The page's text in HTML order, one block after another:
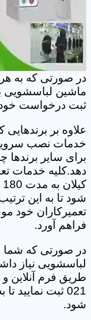
در صورتی که به
ماشین لباسشویی
ثبت درخواست خود
علاوه بر
خدمات نصب
برای سایر برندها
دهد.کلیه خدمات
شود تا به این
تعمیرکاران خود
فراهم آورد.
در صورتی که شما
لباسشویی نیاز
021 ثبت
شود.